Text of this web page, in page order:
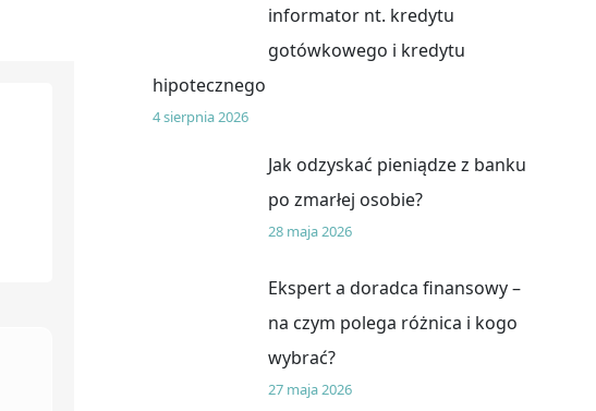
informator nt. kredytu
gotówkowego i kredytu
hipotecznego
4 sierpnia 2026
Jak odzyskać pieniądze z banku
po zmarłej osobie?
28 maja 2026
Ekspert a doradca finansowy –
na czym polega różnica i kogo
wybrać?
27 maja 2026